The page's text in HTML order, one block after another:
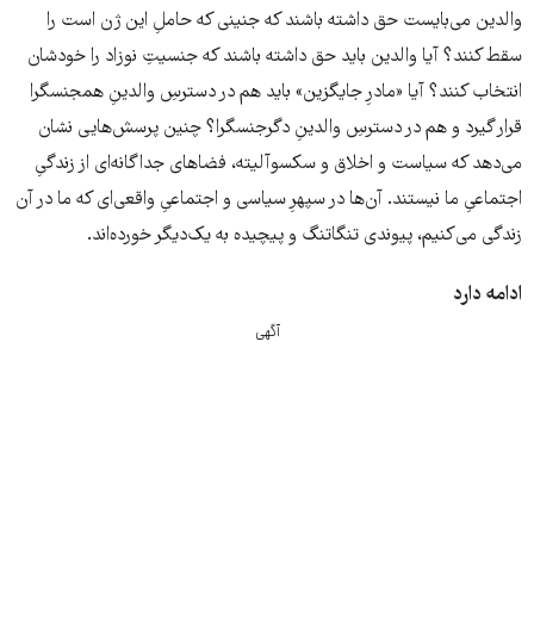
والدین می‌بایست حق داشته باشند که جنینی که حاملِ این ژن است را
سقط کنند؟ آیا والدین باید حق داشته باشند که جنسیتِ نوزاد را خودشان
انتخاب کنند؟ آیا «مادرِ جایگزین» باید هم در دسترسِ والدینِ همجنسگرا
قرار گیرد و هم در دسترسِ والدینِ دگرجنسگرا؟ چنین پرسش‌هایی نشان
می‌دهد که سیاست و اخلاق و سکسوآلیته، فضاهای جداگانه‌ای از زندگیِ
اجتماعیِ ما نیستند. آن‌ها در سپهرِ سیاسی و اجتماعیِ واقعی‌ای که ما در آن
زندگی می‌کنیم، پیوندی تنگاتنگ و پیچیده به یک‌دیگر خورده‌اند.
ادامه دارد
آگهی